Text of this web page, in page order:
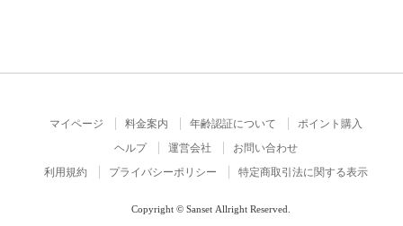
マイページ 料金案内 年齢認証について
ポイント購入
ヘルプ
運営会社
お問い合わせ
利用規約
プライバシーポリシー 特定商取引法に関する表示
Copyright © Sanset Allright Reserved.